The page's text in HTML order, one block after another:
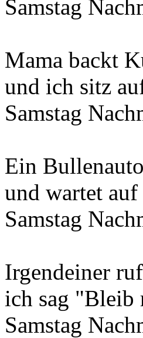
Samstag
Mama backt
und ich sitz
Samstag
Ein
und wartet
Samstag
Irgendeiner
ich sag "Bleib
Samstag